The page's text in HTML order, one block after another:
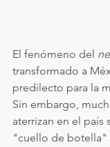
El fenómeno del
transformado a
predilecto para la
Sin embargo,
aterrizan en el país
"cuello de botella"